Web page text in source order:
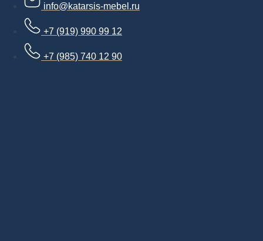
info@katarsis-mebel.ru
+7 (919) 990 99 12
+7 (985) 740 12 90